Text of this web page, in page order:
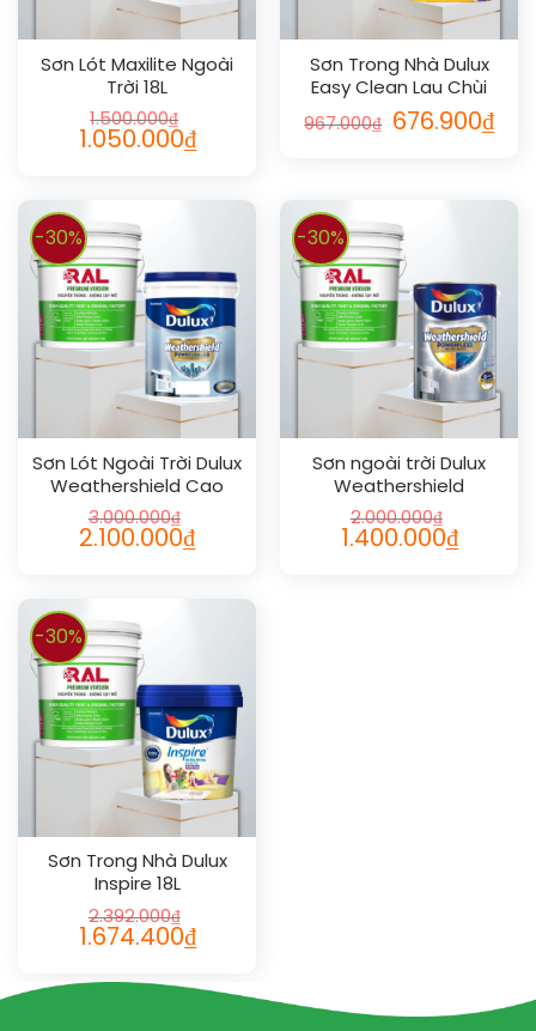
Sơn Lót Maxilite Ngoài
Trời 18L
1.500.000₫
1.050.000₫
Sơn Trong Nhà Dulux
Easy Clean Lau Chùi
Vượt Bậc Bóng 5L
967.000₫ 676.900₫
-30%
Sơn Lót Ngoài Trời Dulux
Weathershield Cao
Cấp 18L
3.000.000₫
2.100.000₫
-30%
Sơn ngoài trời Dulux
Weathershield
Powerflexx siêu cao cấp
5L
2.000.000₫
1.400.000₫
-30%
Sơn Trong Nhà Dulux
Inspire 18L
2.392.000₫
1.674.400₫